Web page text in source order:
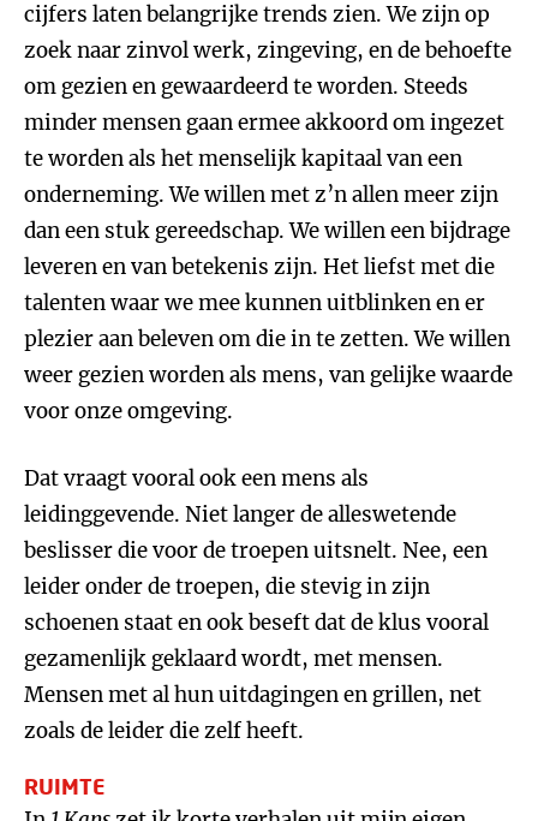
cijfers laten belangrijke trends zien. We zijn op
zoek naar zinvol werk, zingeving, en de behoefte
om gezien en gewaardeerd te worden. Steeds
minder mensen gaan ermee akkoord om ingezet
te worden als het menselijk kapitaal van een
onderneming. We willen met z’n allen meer zijn
dan een stuk gereedschap. We willen een bijdrage
leveren en van betekenis zijn. Het liefst met die
talenten waar we mee kunnen uitblinken en er
plezier aan beleven om die in te zetten. We willen
weer gezien worden als mens, van gelijke waarde
voor onze omgeving.
Dat vraagt vooral ook een mens als
leidinggevende. Niet langer de alleswetende
beslisser die voor de troepen uitsnelt. Nee, een
leider onder de troepen, die stevig in zijn
schoenen staat en ook beseft dat de klus vooral
gezamenlijk geklaard wordt, met mensen.
Mensen met al hun uitdagingen en grillen, net
zoals de leider die zelf heeft.
RUIMTE